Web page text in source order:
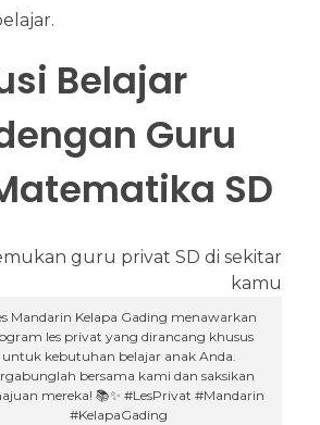
Belajar
Guru
SD
Mandarin Kelapa Gading menawarkan
les privat yang dirancang khusus
untuk kebutuhan belajar anak Anda.
bersama kami dan saksikan
mereka! 📚✨ #LesPrivat #Mandarin
#KelapaGading